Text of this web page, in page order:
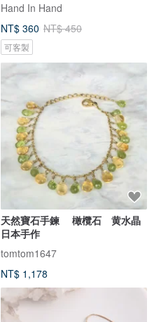
Hand In Hand
NT$ 360 NT$ 450
可客製
天然寶石手鍊 橄欖石 黄水晶
日本手作
tomtom1647
NT$ 1,178